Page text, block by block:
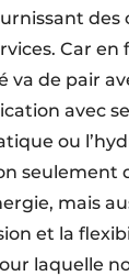
des
Car en
de pair
avec
ou
seulement
mais
et la
laquelle